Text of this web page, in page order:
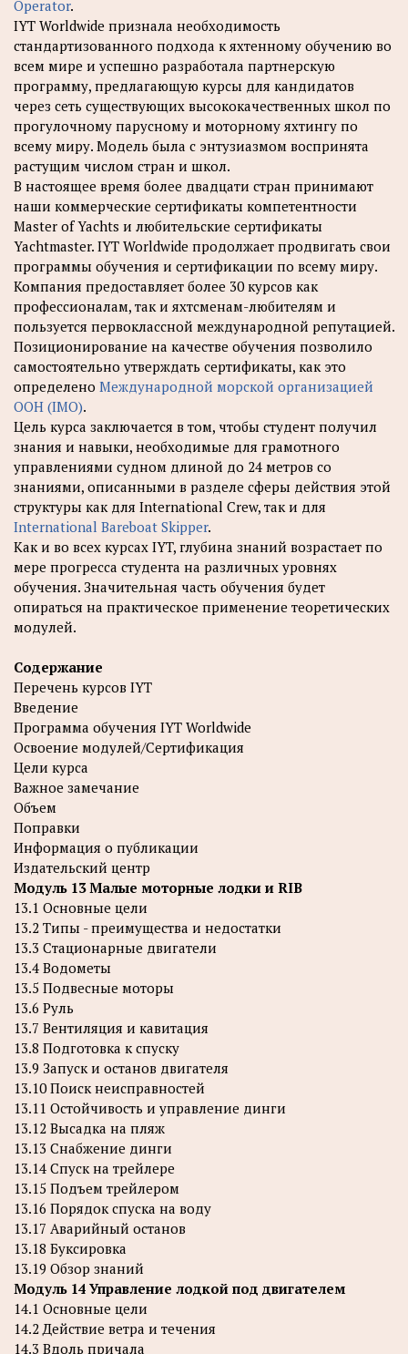
Operator.
IYT Worldwide признала необходимость
стандартизованного подхода к яхтенному обучению во
всем мире и успешно разработала партнерскую
программу, предлагающую курсы для кандидатов
через сеть существующих высококачественных школ по
прогулочному парусному и моторному яхтингу по
всему миру. Модель была с энтузиазмом воспринята
растущим числом стран и школ.
В настоящее время более двадцати стран принимают
наши коммерческие сертификаты компетентности
Master of Yachts и любительские сертификаты
Yachtmaster. IYT Worldwide продолжает продвигать свои
программы обучения и сертификации по всему миру.
Компания предоставляет более 30 курсов как
профессионалам, так и яхтсменам-любителям и
пользуется первоклассной международной репутацией.
Позиционирование на качестве обучения позволило
самостоятельно утверждать сертификаты, как это
определено Международной морской организацией
ООН (IМО).
Цель курса заключается в том, чтобы студент получил
знания и навыки, необходимые для грамотного
управлениями судном длиной до 24 метров со
знаниями, описанными в разделе сферы действия этой
структуры как для International Crew, так и для
International Bareboat Skipper.
Как и во всех курсах IYT, глубина знаний возрастает по
мере прогресса студента на различных уровнях
обучения. Значительная часть обучения будет
опираться на практическое применение теоретических
модулей.
Содержание
Перечень курсов IYT
Введение
Программа обучения IYT Worldwide
Освоение модулей/Сертификация
Цели курса
Важное замечание
Объем
Поправки
Информация о публикации
Издательский центр
Модуль 13 Малые моторные лодки и RIB
13.1 Основные цели
13.2 Типы - преимущества и недостатки
13.3 Стационарные двигатели
13.4 Водометы
13.5 Подвесные моторы
13.6 Руль
13.7 Вентиляция и кавитация
13.8 Подготовка к спуску
13.9 Запуск и останов двигателя
13.10 Поиск неисправностей
13.11 Остойчивость и управление динги
13.12 Высадка на пляж
13.13 Снабжение динги
13.14 Спуск на трейлере
13.15 Подъем трейлером
13.16 Порядок спуска на воду
13.17 Аварийный останов
13.18 Буксировка
13.19 Обзор знаний
Модуль 14 Управление лодкой под двигателем
14.1 Основные цели
14.2 Действие ветра и течения
14.3 Вдоль причала